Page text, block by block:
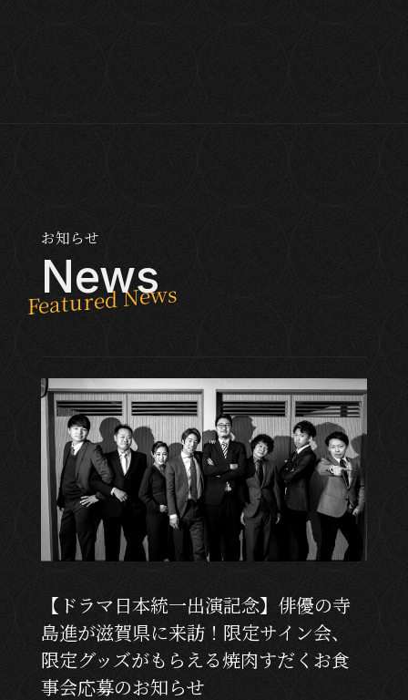
お知らせ
News
【ドラマ日本統一出演記念】俳優の寺
島進が滋賀県に来訪！限定サイン会、
限定グッズがもらえる焼肉すだくお食
事会応募のお知らせ